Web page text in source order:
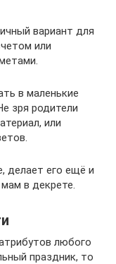
вариант для
или
в маленькие
зря родители
или
делает его ещё и
в декрете.
любого
праздник, то